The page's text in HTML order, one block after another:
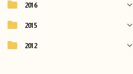
2016
2015
2012